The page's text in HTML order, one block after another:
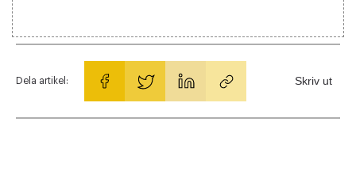
Dela artikel: Skriv ut